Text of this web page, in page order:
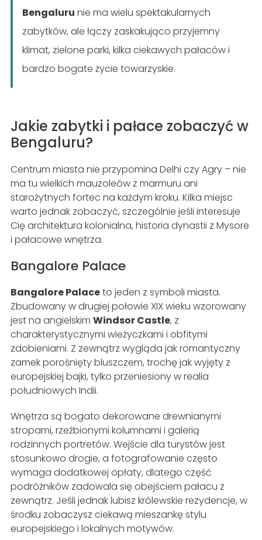
Bengaluru nie ma wielu spektakularnych
zabytków, ale łączy zaskakująco przyjemny
klimat, zielone parki, kilka ciekawych pałaców i
bardzo bogate życie towarzyskie.
Jakie zabytki i pałace zobaczyć w
Bengaluru?
Centrum miasta nie przypomina Delhi czy Agry – nie
ma tu wielkich mauzoleów z marmuru ani
starożytnych fortec na każdym kroku. Kilka miejsc
warto jednak zobaczyć, szczególnie jeśli interesuje
Cię architektura kolonialna, historia dynastii z Mysore
i pałacowe wnętrza.
Bangalore Palace
Bangalore Palaceto jeden z symboli miasta.
Zbudowany w drugiej połowie XIX wieku wzorowany
jest na angielskim Windsor Castle, z
charakterystycznymi wieżyczkami i obfitymi
zdobieniami. Z zewnątrz wygląda jak romantyczny
zamek porośnięty bluszczem, trochę jak wyjęty z
europejskiej bajki, tylko przeniesiony w realia
południowych Indii.
Wnętrza są bogato dekorowane drewnianymi
stropami, rzeźbionymi kolumnami i galerią
rodzinnych portretów. Wejście dla turystów jest
stosunkowo drogie, a fotografowanie często
wymaga dodatkowej opłaty, dlatego część
podróżników zadowala się obejściem pałacu z
zewnątrz. Jeśli jednak lubisz królewskie rezydencje, w
środku zobaczysz ciekawą mieszankę stylu
europejskiego i lokalnych motywów.